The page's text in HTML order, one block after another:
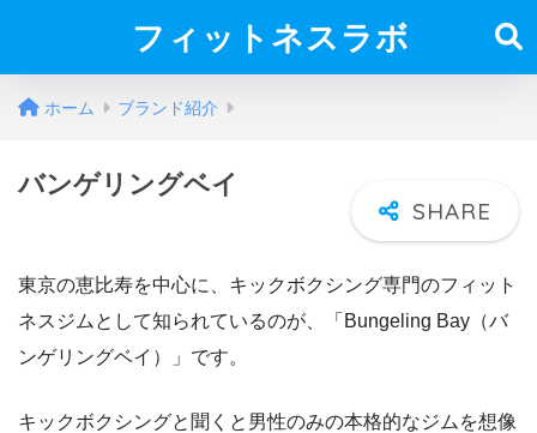
フィットネスラボ
ホーム ブランド紹介
バンゲリングベイ
東京の恵比寿を中心に、キックボクシング専門のフィット
ネスジムとして知られているのが、「Bungeling Bay（バ
ンゲリングベイ）」です。
キックボクシングと聞くと男性のみの本格的なジムを想像